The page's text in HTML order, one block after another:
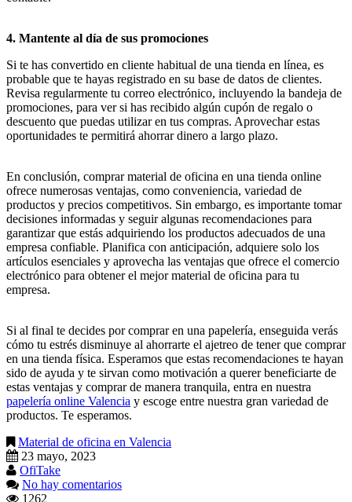
4. Mantente al día de sus promociones
Si te has convertido en cliente habitual de una tienda en línea, es
probable que te hayas registrado en su base de datos de clientes.
Revisa regularmente tu correo electrónico, incluyendo la bandeja de
promociones, para ver si has recibido algún cupón de regalo o
descuento que puedas utilizar en tus compras. Aprovechar estas
oportunidades te permitirá ahorrar dinero a largo plazo.
En conclusión, comprar material de oficina en una tienda online
ofrece numerosas ventajas, como conveniencia, variedad de
productos y precios competitivos. Sin embargo, es importante tomar
decisiones informadas y seguir algunas recomendaciones para
garantizar que estás adquiriendo los productos adecuados de una
empresa confiable. Planifica con anticipación, adquiere solo los
artículos esenciales y aprovecha las ventajas que ofrece el comercio
electrónico para obtener el mejor material de oficina para tu
empresa.
Si al final te decides por comprar en una papelería, enseguida verás
cómo tu estrés disminuye al ahorrarte el ajetreo de tener que comprar
en una tienda física. Esperamos que estas recomendaciones te hayan
sido de ayuda y te sirvan como motivación a querer beneficiarte de
estas ventajas y comprar de manera tranquila, entra en nuestra
papelería online Valencia y escoge entre nuestra gran variedad de
productos. Te esperamos.
Material de oficina en Valencia
23 mayo, 2023
OfiTake
No hay comentarios
1262